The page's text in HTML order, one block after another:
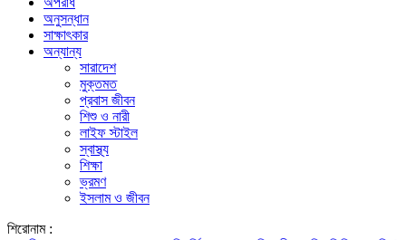
অনুসন্ধান
সাক্ষাৎকার
অন্যান্য
সারাদেশ
মুক্তমত
প্রবাস জীবন
শিশু ও নারী
লাইফ স্টাইল
স্বাস্থ্য
শিক্ষা
ভ্রমণ
ইসলাম ও জীবন
শিরোনাম :